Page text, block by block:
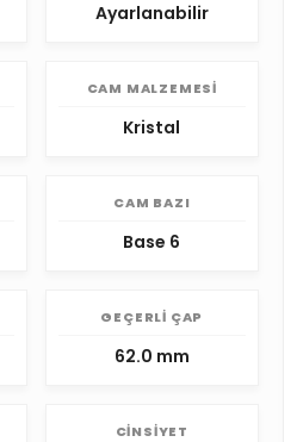
Ayarlanabilir
CAM MALZEMESI
Kristal
CAM BAZI
Base 6
GEÇERLI ÇAP
62.0 mm
CINSIYET